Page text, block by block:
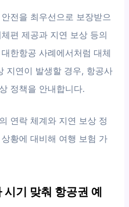
전을 최우선으로 보장받으
편 제공과 지연 보상 등의
한항공 사례에서처럼 대체
지연이 발생할 경우, 항공사
정책을 안내합니다.
연락 체계와 지연 보상 정
황에 대비해 여행 보험 가
기 맞춰 항공권 예